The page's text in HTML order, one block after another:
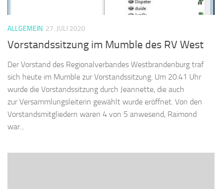
ALLGEMEIN 27. JULI 2020
Vorstandssitzung im Mumble des RV West
Der Vorstand des Regionalverbandes Westbrandenburg traf
sich heute im Mumble zur Vorstandssitzung. Um 20:41 Uhr
wurde die Vorstandssitzung durch Jeannette, die auch
zur Versammlungsleiterin gewählt wurde eröffnet. Von den
Vorstandsmitgliedern waren 4 von 5 anwesend, Raimond
war...